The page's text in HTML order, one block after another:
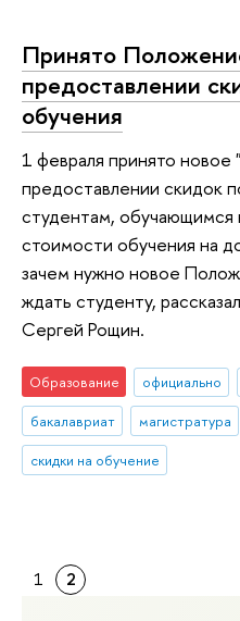
Принято
предоставлении
обучения
1 февраля принято
предоставлении скидок
студентам, обучающимся
стоимости обучения на
зачем нужно новое
ждать студенту,
Сергей Рощин.
Образование официально
бакалавриат
магистратура
скидки на обучение
1 2